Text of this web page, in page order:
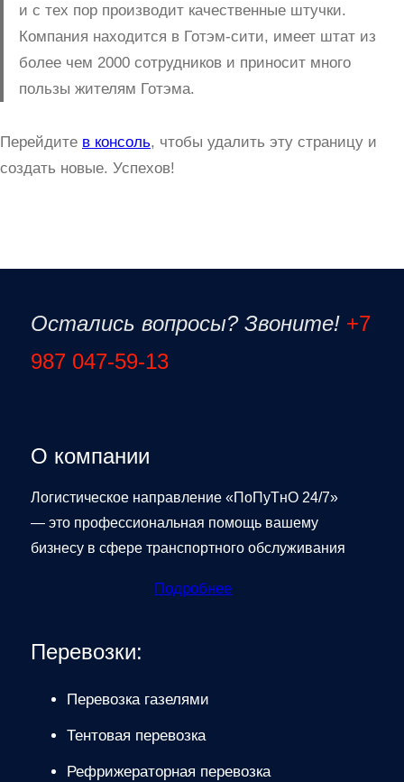
и с тех пор производит качественные штучки.
Компания находится в Готэм-сити, имеет штат из
более чем 2000 сотрудников и приносит много
пользы жителям Готэма.
Перейдите в консоль, чтобы удалить эту страницу и
создать новые. Успехов!
Остались вопросы? Звоните! +7
987 047-59-13
О компании
Логистическое направление «ПоПуТнО 24/7»
— это профессиональная помощь вашему
бизнесу в сфере транспортного обслуживания
Подробнее
Перевозки:
Перевозка газелями
Тентовая перевозка
Рефрижераторная перевозка